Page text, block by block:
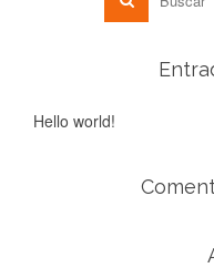
Hello world!